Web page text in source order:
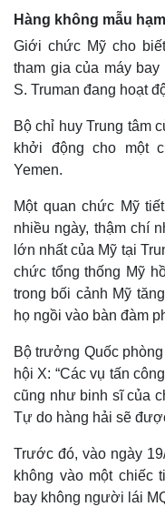
Hàng không mẫu
Giới chức Mỹ cho
tham gia của máy
S. Truman đang hoạt
Bộ chỉ huy Trung tâm
khởi động cho một
Yemen.
Một quan chức Mỹ
nhiều ngày, thậm chí
lớn nhất của Mỹ tại
chức tổng thống Mỹ
trong bối cảnh Mỹ
họ ngồi vào bàn đàm
Bộ trưởng Quốc
hội X: “Các vụ tấn
cũng như binh sĩ của
Tự do hàng hải sẽ
Trước đó, vào ngày
không vào một chiếc
bay không người lái